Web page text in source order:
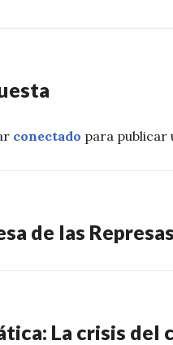
conectado para publicar
de las Represas
La crisis del